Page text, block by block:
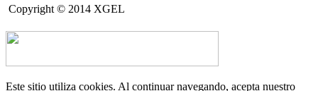
Copyright © 2014 XGEL
Este sitio utiliza cookies. Al continuar navegando, acepta nuestro